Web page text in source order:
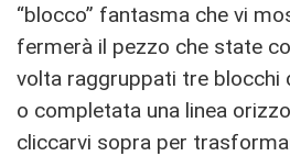
“blocco” fantasma che vi
fermerà il pezzo che state
volta raggruppati tre blocchi
o completata una linea
cliccarvi sopra per